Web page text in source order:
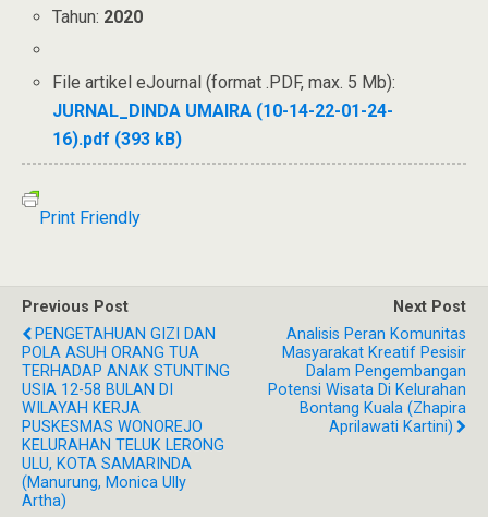
Tahun: 2020
File artikel eJournal (format .PDF, max. 5 Mb):
JURNAL_DINDA UMAIRA (10-14-22-01-24-
16).pdf (393 kB)
Print Friendly
Previous Post
PENGETAHUAN GIZI DAN
POLA ASUH ORANG TUA
TERHADAP ANAK STUNTING
USIA 12-58 BULAN DI
WILAYAH KERJA
PUSKESMAS WONOREJO
KELURAHAN TELUK LERONG
ULU, KOTA SAMARINDA
(Manurung, Monica Ully
Artha)
Next Post
Analisis Peran Komunitas
Masyarakat Kreatif Pesisir
Dalam Pengembangan
Potensi Wisata Di Kelurahan
Bontang Kuala (Zhapira
Aprilawati Kartini)